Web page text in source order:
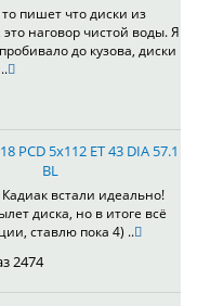
то пишет что диски из
наговор чистой воды. Я
до кузова, диски
PCD 5x112 ET 43 DIA 57.1
BL
встали идеально!
диска, но в итоге всё
ставлю пока 4) ..
2474